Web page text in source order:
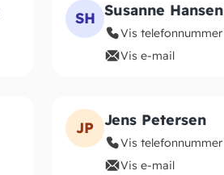
SH Susanne Hansen
Vis telefonnummer
Vis e-mail
JP Jens Petersen
Vis telefonnummer
Vis e-mail